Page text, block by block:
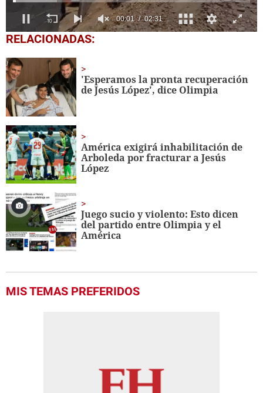
0
seconds
2
minutes,
31
seconds
RELACIONADAS:
'Esperamos la pronta recuperación
de Jesús López', dice Olimpia
América exigirá inhabilitación de
Arboleda por fracturar a Jesús
López
Juego sucio y violento: Esto dicen
del partido entre Olimpia y el
América
MIS TEMAS PREFERIDOS